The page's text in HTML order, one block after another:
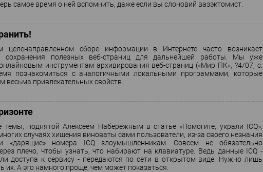
самое время о ней вспомнить, даже если вы слоновий вазэктомист.
целенаправленном сборе информации в Интернете часто возникает
сохранения полезных веб-страниц для дальнейшей работы. Мы уже
инструментам архивирования веб-страниц («Мир ПК», ?4/07, с.
познакомиться с аналогичными локальными программами, которые
весьма привлекательных свойств.
темы, поднятой Алексеем Набережным в статье «Помогите, украли ICQ»,
случаях хищения виноваты сами пользователи, из-за своего незнания
«дарящие» номера ICQ злоумышленникам. Совсем не обязательно
плечо, чтобы узнать, что набирают на клавиатуре. Ведь данные ICQ -
доступа к сервису - передаются по сети в открытом виде. Нужно лишь
их. А это намного проще, чем может показаться.